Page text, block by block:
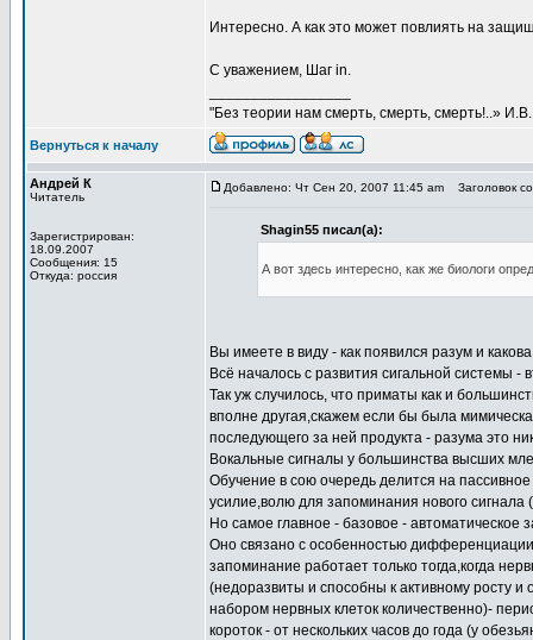
Интересно. А как это может повлиять на
С уважением, Шаг in.
"Без теории нам смерть, смерть, смерть!..»
Вернуться к началу
Андрей К
Читатель
Зарегистрирован:
18.09.2007
Сообщения: 15
Откуда: россия
Добавлено: Чт Сен 20, 2007 11:45 am Заголовок
Shagin55 писал(а):
А вот здесь интересно, как же биологи
Вы имеете в виду - как появился разум и
Всё началось с развития сигальной системы -
Так уж случилось, что приматы как и
вполне другая,скажем если бы была
последующего за ней продукта - разума это
Вокальные сигналы у большинства высших
Обучение в сою очередь делится на
усилие,волю для запоминания нового сигнала
Но самое главное - базовое - автоматическое
Оно связано с особенностью
запоминание работает только тогда,когда
(недоразвиты и способны к активному росту
набором нервных клеток количественно)-
короток - от нескольких часов до года (у